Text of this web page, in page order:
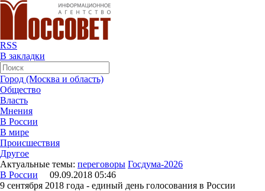
RSS
В закладки
Город (Москва и область)
Общество
Власть
Мнения
В России
В мире
Происшествия
Другое
Актуальные темы: переговоры Госдума-2026
В России 09.09.2018 05:46
9 сентября 2018 года - единый день голосования в России